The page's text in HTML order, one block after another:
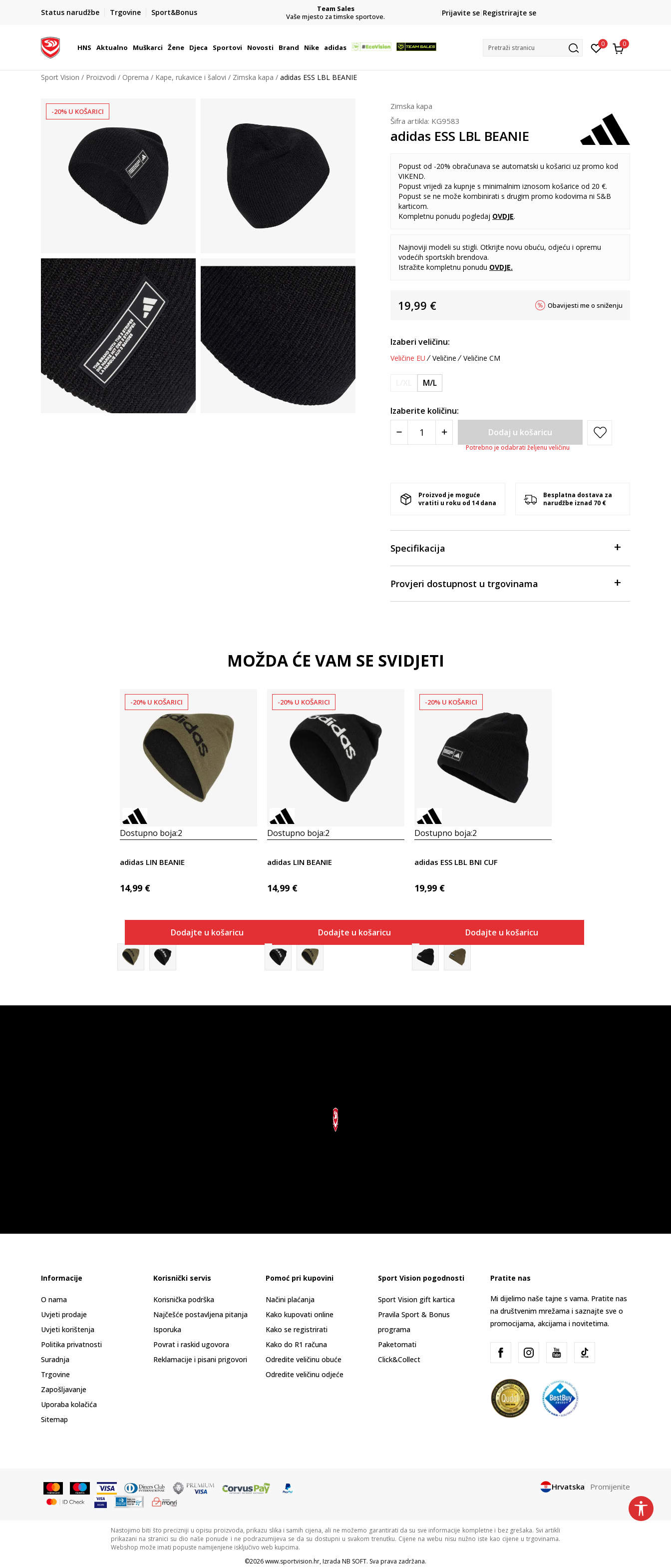
Status narudžbe Trgovine Sport&Bonus
BOX NOW
Dostava 1,50 €
| Više od 800 paketomata u Hrvatskoj
Team Sales
Vaše mjesto za timske sportove.
CLICK& COLLECT
besplatno preuzimanje u trgovini
Prijavite se Registrirajte se
HNS Aktualno Muškarci Žene Djeca Sportovi Novosti Brand Nike adidas Pretraži stranicu 0 0
Sport Vision Proizvodi Oprema Kape, rukavice i šalovi Zimska kapa adidas ESS LBL BEANIE
-20% U KOŠARICI
Zimska kapa
Šifra artikla: KG9583
adidas ESS LBL BEANIE
Popust od -20% obračunava se automatski u košarici uz promo kod
VIKEND.
Popust vrijedi za kupnje s minimalnim iznosom košarice od 20 €.
Popust se ne može kombinirati s drugim promo kodovima ni S&B
karticom.
Kompletnu ponudu pogledaj OVDJE.
Najnoviji modeli su stigli. Otkrijte novu obuću, odjeću i opremu
vodećih sportskih brendova.
Istražite kompletnu ponudu OVDJE.
19,99 € Obavijesti me o sniženju
Izaberi veličinu:
Veličine EU Veličine Veličine CM
M/L
Izaberite količinu:
Dodaj u košaricu
Potrebno je odabrati željenu veličinu
Proizvod je moguće
vratiti u roku od 14 dana
Besplatna dostava za
narudžbe iznad 70 €
Specifikacija
Provjeri dostupnost u trgovinama
MOŽDA ĆE VAM SE SVIDJETI
-20% U KOŠARICI
Dostupno boja:2
adidas LIN BEANIE
14,99 €
Dodajte u košaricu
-20% U KOŠARICI
Dostupno boja:2
adidas LIN BEANIE
14,99 €
Dodajte u košaricu
-20% U KOŠARICI
Dostupno boja:2
adidas ESS LBL BNI CUF
19,99 €
Dodajte u košaricu
Informacije
O nama
Uvjeti prodaje
Uvjeti korištenja
Politika privatnosti
Suradnja
Trgovine
Zapošljavanje
Uporaba kolačića
Sitemap
Korisnički servis
Korisnička podrška
Najčešće postavljena pitanja
Isporuka
Povrat i raskid ugovora
Reklamacije i pisani prigovori
Pomoć pri kupovini
Načini plaćanja
Kako kupovati online
Kako se registrirati
Kako do R1 računa
Odredite veličinu obuće
Odredite veličinu odjeće
Sport Vision pogodnosti
Sport Vision gift kartica
Pravila Sport & Bonus
programa
Paketomati
Click&Collect
Pratite nas
Mi dijelimo naše tajne s vama. Pratite nas
na društvenim mrežama i saznajte sve o
promocijama, akcijama i novitetima.
Hrvatska Promijenite
Nastojimo biti što precizniji u opisu proizvoda, prikazu slika i samih cijena, ali ne možemo garantirati da su sve informacije kompletne i bez grešaka. Svi artikli
prikazani na stranici su dio naše ponude i ne podrazumijeva se da su dostupni u svakom trenutku. Cijene na webu nisu nužno iste kao cijene u trgovinama.
Webshop može imati popuste namijenjene isključivo web kupcima.
©2026www.sportvision.hr, Izrada NB SOFT. Sva prava zadržana.